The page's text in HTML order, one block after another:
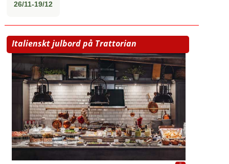
26/11-19/12
Italienskt julbord på Trattorian